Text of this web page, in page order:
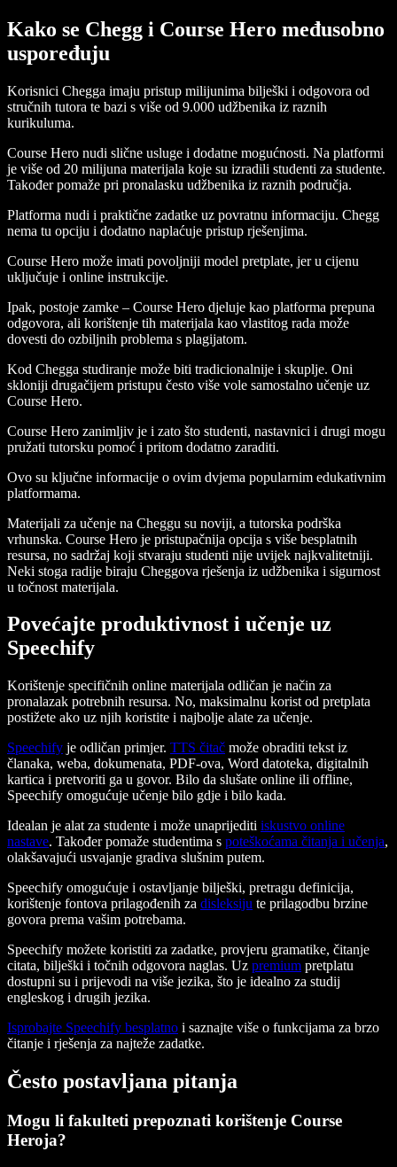
Kako se Chegg i Course Hero međusobno
uspoređuju
Korisnici Chegga imaju pristup milijunima bilješki i odgovora od
stručnih tutora te bazi s više od 9.000 udžbenika iz raznih
kurikuluma.
Course Hero nudi slične usluge i dodatne mogućnosti. Na platformi
je više od 20 milijuna materijala koje su izradili studenti za studente.
Također pomaže pri pronalasku udžbenika iz raznih područja.
Platforma nudi i praktične zadatke uz povratnu informaciju. Chegg
nema tu opciju i dodatno naplaćuje pristup rješenjima.
Course Hero može imati povoljniji model pretplate, jer u cijenu
uključuje i online instrukcije.
Ipak, postoje zamke – Course Hero djeluje kao platforma prepuna
odgovora, ali korištenje tih materijala kao vlastitog rada može
dovesti do ozbiljnih problema s plagijatom.
Kod Chegga studiranje može biti tradicionalnije i skuplje. Oni
skloniji drugačijem pristupu često više vole samostalno učenje uz
Course Hero.
Course Hero zanimljiv je i zato što studenti, nastavnici i drugi mogu
pružati tutorsku pomoć i pritom dodatno zaraditi.
Ovo su ključne informacije o ovim dvjema popularnim edukativnim
platformama.
Materijali za učenje na Cheggu su noviji, a tutorska podrška
vrhunska. Course Hero je pristupačnija opcija s više besplatnih
resursa, no sadržaj koji stvaraju studenti nije uvijek najkvalitetniji.
Neki stoga radije biraju Cheggova rješenja iz udžbenika i sigurnost
u točnost materijala.
Povećajte produktivnost i učenje uz
Speechify
Korištenje specifičnih online materijala odličan je način za
pronalazak potrebnih resursa. No, maksimalnu korist od pretplata
postižete ako uz njih koristite i najbolje alate za učenje.
Speechify je odličan primjer. TTS čitač može obraditi tekst iz
članaka, weba, dokumenata, PDF-ova, Word datoteka, digitalnih
kartica i pretvoriti ga u govor. Bilo da slušate online ili offline,
Speechify omogućuje učenje bilo gdje i bilo kada.
Idealan je alat za studente i može unaprijediti iskustvo online
nastave. Također pomaže studentima s poteškoćama čitanja i učenja,
olakšavajući usvajanje gradiva slušnim putem.
Speechify omogućuje i ostavljanje bilješki, pretragu definicija,
korištenje fontova prilagođenih za disleksiju te prilagodbu brzine
govora prema vašim potrebama.
Speechify možete koristiti za zadatke, provjeru gramatike, čitanje
citata, bilješki i točnih odgovora naglas. Uz premium pretplatu
dostupni su i prijevodi na više jezika, što je idealno za studij
engleskog i drugih jezika.
Isprobajte Speechify besplatno i saznajte više o funkcijama za brzo
čitanje i rješenja za najteže zadatke.
Često postavljana pitanja
Mogu li fakulteti prepoznati korištenje Course
Heroja?